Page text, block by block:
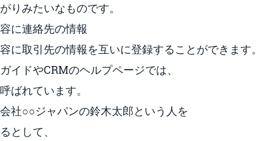
りみたいなものです。
に連絡先の情報
に取引先の情報を互いに登録することができます。
イドやCRMのヘルプページでは、
ばれています。
社○○ジャパンの鈴木太郎という人を
として、